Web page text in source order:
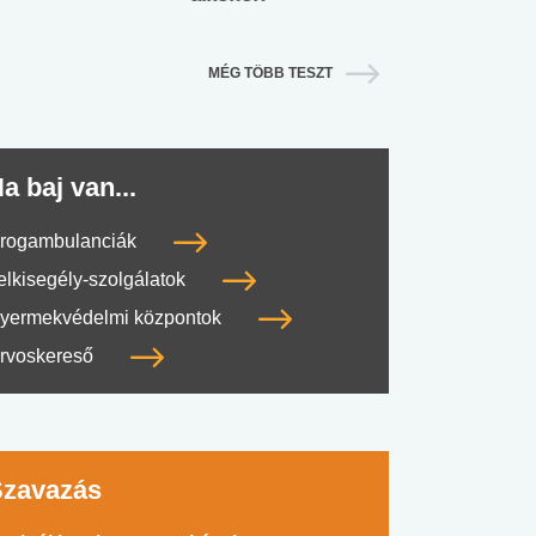
MÉG TÖBB TESZT
baj van...
szolgálatok
központok